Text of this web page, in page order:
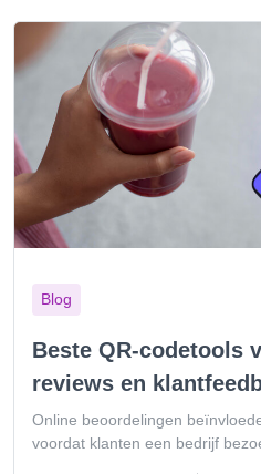
Blog
Beste QR-codetools
reviews en
Online beoordelingen
voordat klanten een bedrijf